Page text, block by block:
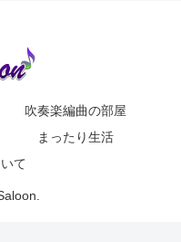
吹奏楽編曲の部屋
まったり生活
て